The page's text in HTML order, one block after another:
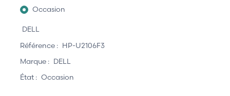
Occasion
DELL
Référence : HP-U2106F3
Marque : DELL
État : Occasion